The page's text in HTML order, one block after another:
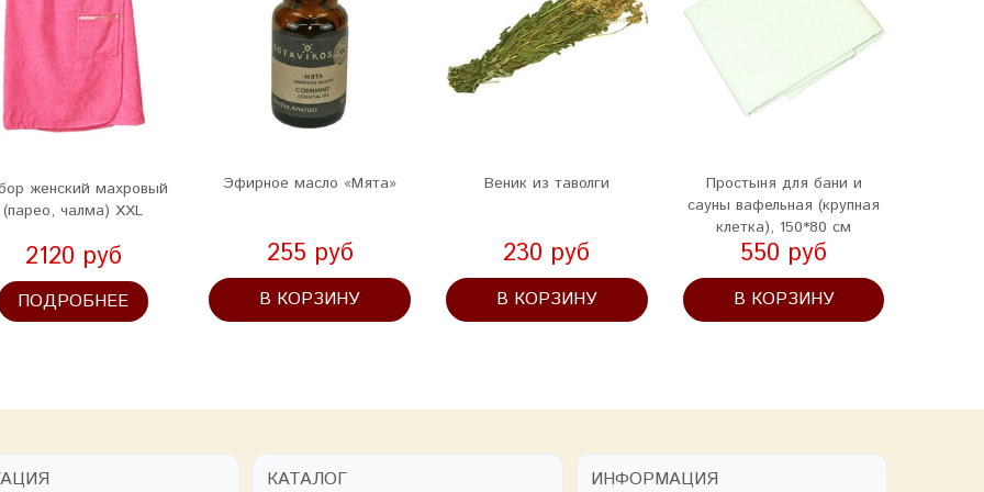
женский махровый
(парео, чалма) XXL
2120 руб
ПОДРОБНЕЕ
Эфирное масло «Мята»
255 руб
В КОРЗИНУ
Веник из таволги
230 руб
В КОРЗИНУ
Простыня для бани и
сауны вафельная (крупная
клетка), 150*80 см
550 руб
В КОРЗИНУ
КАТАЛОГ ИНФОРМАЦИЯ